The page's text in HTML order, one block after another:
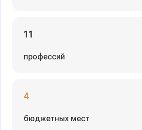
11
профессий
4
бюджетных мест